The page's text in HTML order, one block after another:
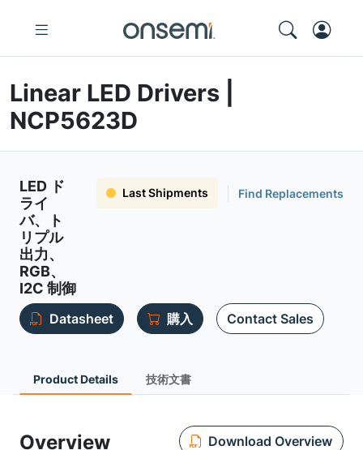
Linear LED Drivers |
NCP5623D
LED ド
ライ
バ、ト
リプル
出力、
RGB、
I2C 制御
Last Shipments Find Replacements
Datasheet 購入 Contact Sales
Product Details 技術文書
Overview Download Overview